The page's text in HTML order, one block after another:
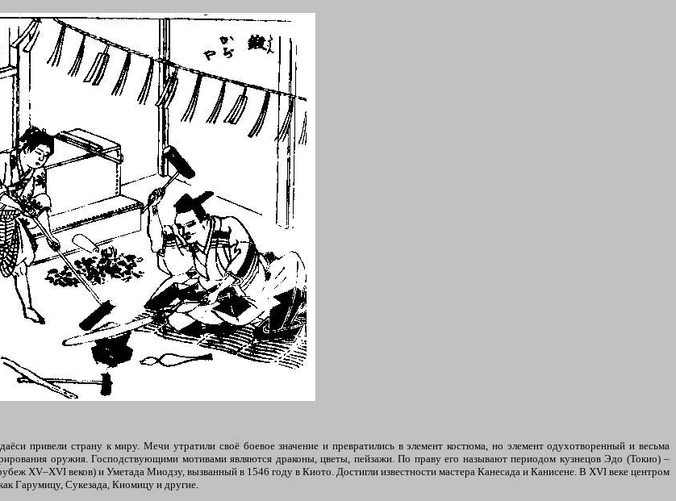
привели страну к миру. Мечи утратили своё боевое значение и превратились в элемент костюма, но элемент одухотворенный и весьма
оружия. Господствующими мотивами являются драконы, цветы, пейзажи. По праву его называют периодом кузнецов Эдо (Токио) –
XV–XVI веков) и Уметада Миодзу, вызванный в 1546 году в Киото. Достигли известности мастера Канесада и Канисене. В XVI веке центром
Гарумицу, Сукезада, Киомицу и другие.